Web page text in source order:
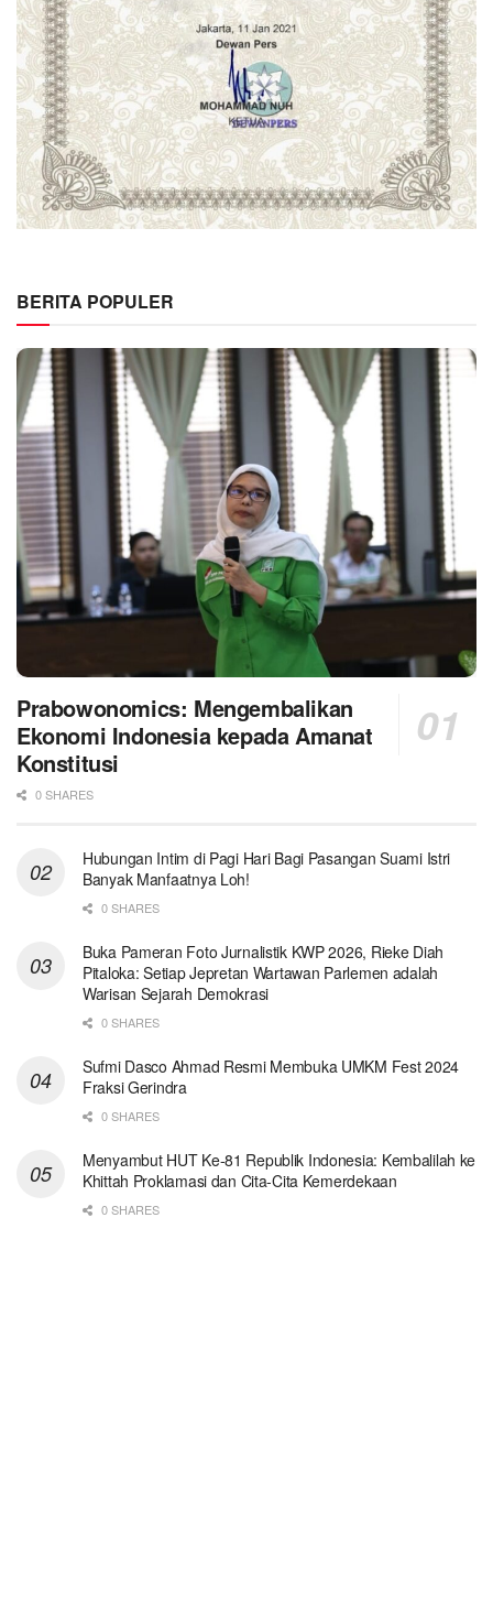
BERITA POPULER
Prabowonomics: Mengembalikan
Ekonomi Indonesia kepada Amanat
Konstitusi
0 SHARES
Hubungan Intim di Pagi Hari Bagi Pasangan Suami Istri
Banyak Manfaatnya Loh!
0 SHARES
Buka Pameran Foto Jurnalistik KWP 2026, Rieke Diah
Pitaloka: Setiap Jepretan Wartawan Parlemen adalah
Warisan Sejarah Demokrasi
0 SHARES
Sufmi Dasco Ahmad Resmi Membuka UMKM Fest 2024
Fraksi Gerindra
0 SHARES
Menyambut HUT Ke-81 Republik Indonesia: Kembalilah ke
Khittah Proklamasi dan Cita-Cita Kemerdekaan
0 SHARES